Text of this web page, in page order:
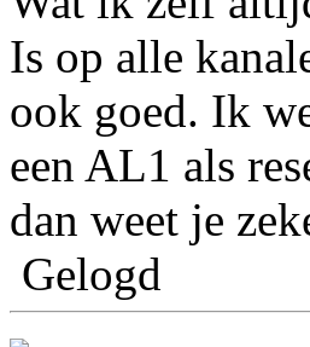
Is op alle
ook goed. Ik
een AL1 als
dan weet je
Gelogd